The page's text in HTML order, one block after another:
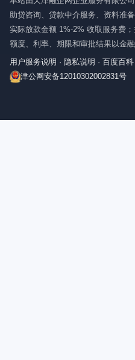
助贷咨询、贷款中介服务、资料准
实际放款金额 1%-2% 收取服务费
额度、利率、期限和审批结果以金
用户服务说明 · 隐私说明 · 百度百科
津公网安备12010302002831号